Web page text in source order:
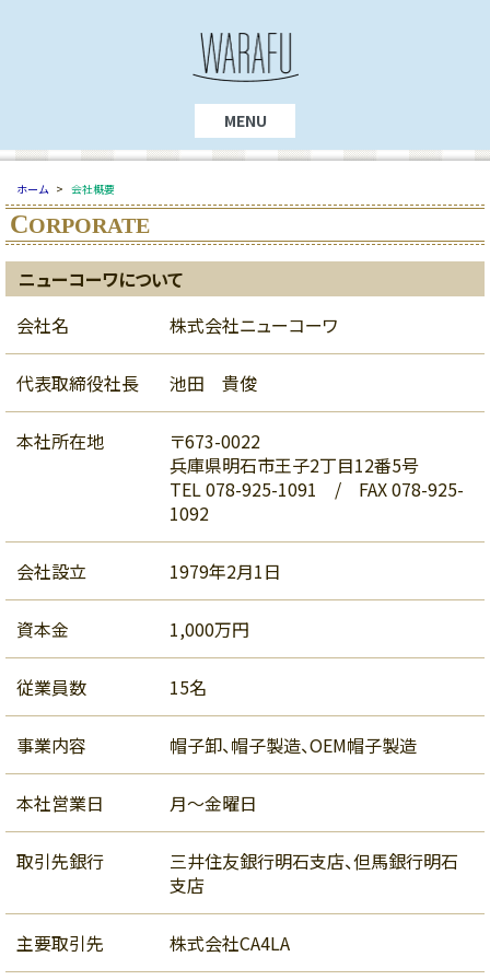
MENU
ホーム > 会社概要
CORPORATE
ニューコーワについて
会社名
株式会社ニューコーワ
代表取締役社長 池田 貴俊
本社所在地
〒673-0022
兵庫県明石市王子2丁目12番5号
TEL 078-925-1091 / FAX 078-925-
1092
会社設立 1979年2月1日
資本金 1,000万円
従業員数 15名
事業内容 帽子卸、帽子製造、OEM帽子製造
本社営業日 月～金曜日
取引先銀行
三井住友銀行明石支店、但馬銀行明石
支店
主要取引先 株式会社CA4LA